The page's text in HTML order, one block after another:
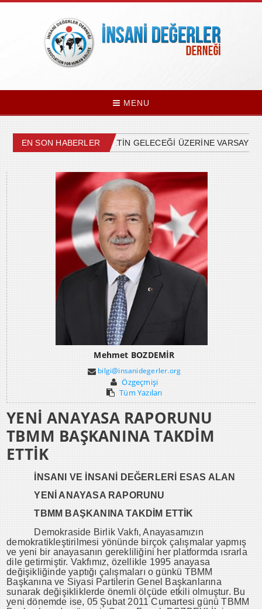
MENU
EN SON HABERLER
ÜLKEMİZDEKİ SİYASETİN GELECEĞİ ÜZERİNE VARSAYIMLAR
Mehmet BOZDEMİR
bilgi@insanidegerler.org
Özgeçmişi
Tüm Yazıları
YENİ ANAYASA RAPORUNU
TBMM BAŞKANINA TAKDİM
ETTİK
İNSANI VE İNSANİ DEĞERLERİ ESAS ALAN
YENİ ANAYASA RAPORUNU
TBMM BAŞKANINA TAKDİM ETTİK
Demokraside Birlik Vakfı, Anayasamızın
demokratikleştirilmesi yönünde birçok çalışmalar yapmış
ve yeni bir anayasanın gerekliliğini her platformda ısrarla
dile getirmiştir. Vakfımız, özellikle 1995 anayasa
değişikliğinde yaptığı çalışmaları o günkü TBMM
Başkanına ve Siyasi Partilerin Genel Başkanlarına
sunarak değişikliklerde önemli ölçüde etkili olmuştur. Bu
yeni dönemde ise, 05 Şubat 2011 Cumartesi günü TBMM